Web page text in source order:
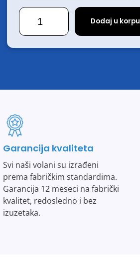
Škoda
Octavia
količina Dodaj u korpu
Garancija kvaliteta
Svi naši volani su izrađeni
prema fabričkim standardima.
Garancija 12 meseci na fabrički
kvalitet, redosledno i bez
izuzetaka.